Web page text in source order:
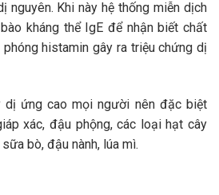
nguyên. Khi này hệ thống miễn dịch
kháng thể IgE để nhận biết chất
histamin gây ra triệu chứng dị
dị ứng cao mọi người nên đặc biệt
xác, đậu phộng, các loại hạt cây
bò, đậu nành, lúa mì.